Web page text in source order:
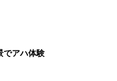
でアハ体験